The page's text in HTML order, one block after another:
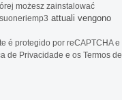
możesz zainstalować
suoneriemp3 attuali vengono
é protegido por reCAPTCHA e
de Privacidade e os Termos de